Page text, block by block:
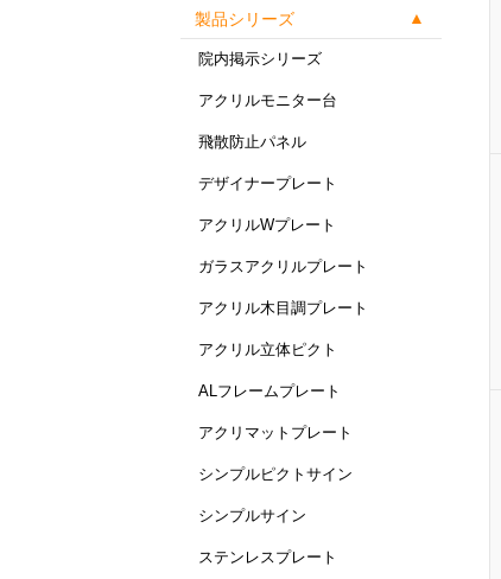
製品シリーズ
院内掲示シリーズ
アクリルモニター台
飛散防止パネル
デザイナープレート
アクリルWプレート
ガラスアクリルプレート
アクリル木目調プレート
アクリル立体ピクト
ALフレームプレート
アクリマットプレート
シンプルピクトサイン
シンプルサイン
ステンレスプレート